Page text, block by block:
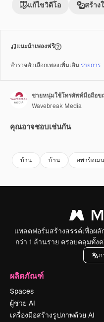
แก้ไขวิดีโอ สร้าง
แนะนำเพลงฟรี
สำรวจตัวเลือกเพลงเพิ่มเติม รายการ
ชายหนุ่มใช้โทรศัพท์มือถือข
Wavebreak Media
คุณอาจชอบเช่นกัน
บ้าน บ้าน อพาร์ทเม
แพลตฟอร์มสร้างสรรค์เพื่อผ
กว่า 1 ล้านราย ครอบคลุมทั้ง
ภ
ผลิตภัณฑ์
Spaces
ผู้ช่วย AI
เครื่องมือสร้างรูปภาพด้วย AI